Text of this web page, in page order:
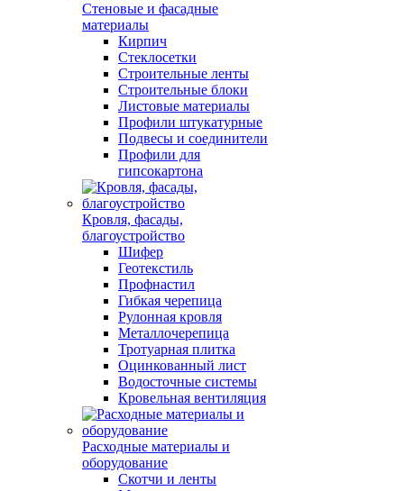
Стеновые и фасадные
материалы
Кирпич
Стеклосетки
Строительные ленты
Строительные блоки
Листовые материалы
Профили штукатурные
Подвесы и соединители
Профили для
гипсокартона
Кровля, фасады,
благоустройство
Шифер
Геотекстиль
Профнастил
Гибкая черепица
Рулонная кровля
Металлочерепица
Тротуарная плитка
Оцинкованный лист
Водосточные системы
Кровельная вентиляция
Расходные материалы и
оборудование
Скотчи и ленты